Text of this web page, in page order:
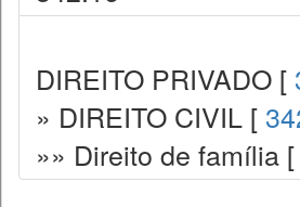
DIREITO PRIVADO [
» DIREITO CIVIL [
»» Direito de família [